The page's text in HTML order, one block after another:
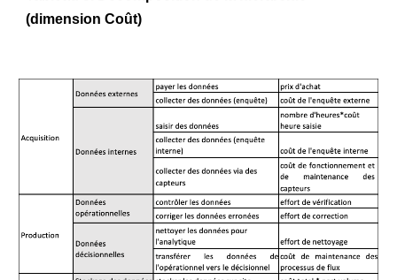
(dimension Coût)